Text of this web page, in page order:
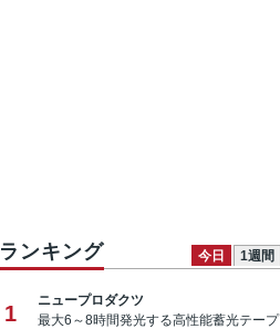
ランキング 今日 1週間
1
ニュープロダクツ
最大6～8時間発光する高性能蓄光テープ